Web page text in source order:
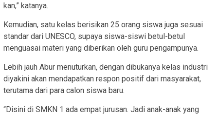
kan,” katanya.
Kemudian, satu kelas berisikan 25 orang siswa juga sesuai
standar dari UNESCO, supaya siswa-siswi betul-betul
menguasai materi yang diberikan oleh guru pengampunya.
Lebih jauh Abur menuturkan, dengan dibukanya kelas industri
diyakini akan mendapatkan respon positif dari masyarakat,
terutama dari para calon siswa baru.
“Disini di SMKN 1 ada empat jurusan. Jadi anak-anak yang